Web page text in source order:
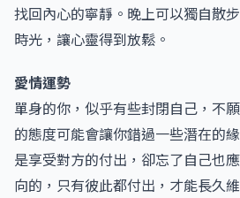
找回內心的寧靜。晚上可以獨自散
時光，讓心靈得到放鬆。
愛情運勢
單身的你，似乎有些封閉自己，不
的態度可能會讓你錯過一些潛在的
是享受對方的付出，卻忘了自己也
向的，只有彼此都付出，才能長久